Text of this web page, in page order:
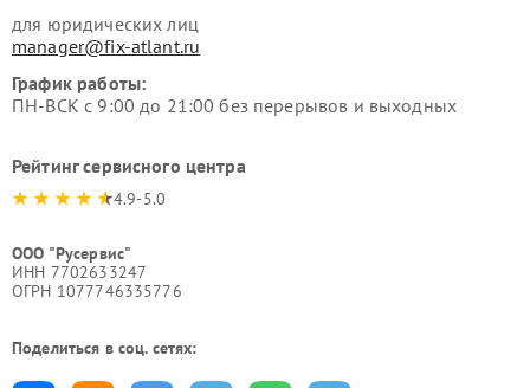
для юридических лиц
manager@fix-atlant.ru
График работы:
ПН-ВСК с 9:00 до 21:00 без перерывов и выходных
Рейтинг сервисного центра
4.9-5.0
ООО "Русервис"
ИНН 7702633247
ОГРН 1077746335776
Поделиться в соц. сетях: